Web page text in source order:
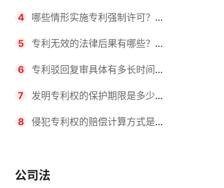
主要义务？专利实施许可合同与专利
许可合同有什么区别？
4 哪些情形实施专利强制许可？专
利强制许可的前提条件是什么？
5 专利无效的法律后果有哪些？专
利的无效情形有哪些？
6 专利驳回复审具体有多长时间？
哪些情况下专利申请可能被驳回？
7 发明专利权的保护期限是多少
年？非专利发明人是否有专利申请
8 侵犯专利权的赔偿计算方式是什
间？
公司法